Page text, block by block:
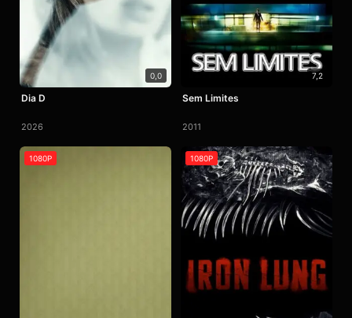
0,0
Dia D
2026
7,2
Sem Limites
2011
1080P 1080P